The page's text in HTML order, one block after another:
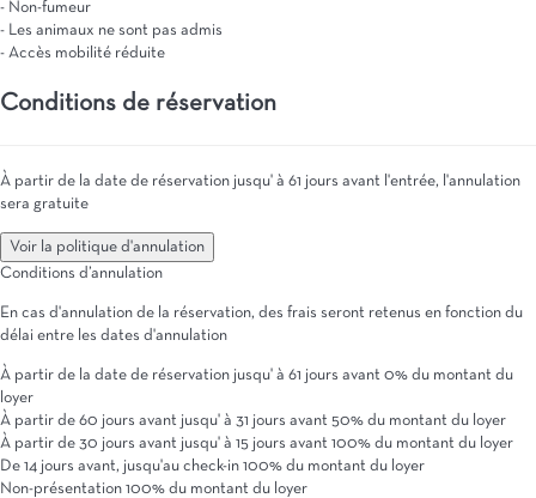
- Non-fumeur
- Les animaux ne sont pas admis
- Accès mobilité réduite
Conditions de réservation
À partir de la date de réservation jusqu' à 61 jours avant l'entrée, l'annulation
sera gratuite
Voir la politique d'annulation
Conditions d’annulation
En cas d'annulation de la réservation, des frais seront retenus en fonction du
délai entre les dates d'annulation
À partir de la date de réservation jusqu' à 61 jours avant 0% du montant du
loyer
À partir de 60 jours avant jusqu' à 31 jours avant 50% du montant du loyer
À partir de 30 jours avant jusqu' à 15 jours avant 100% du montant du loyer
De 14 jours avant, jusqu'au check-in 100% du montant du loyer
Non-présentation 100% du montant du loyer